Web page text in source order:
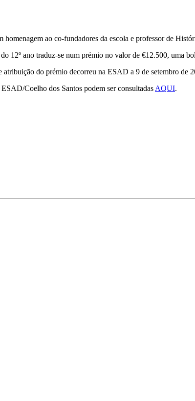
ao co-fundadores da escola e professor de
12º ano traduz-se num prémio no valor de €12.500, uma
atribuição do prémio decorreu na ESAD a 9 de setembro
Coelho dos Santos podem ser consultadas AQUI.